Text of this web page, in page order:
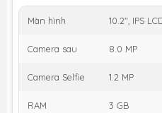
Màn hình 10.2", IPS
Camera sau 8.0 MP
Camera Selfie 1.2 MP
RAM 3 GB